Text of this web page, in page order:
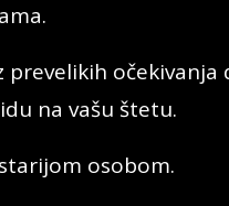
prevelikih
na vašu štetu.
osobom.